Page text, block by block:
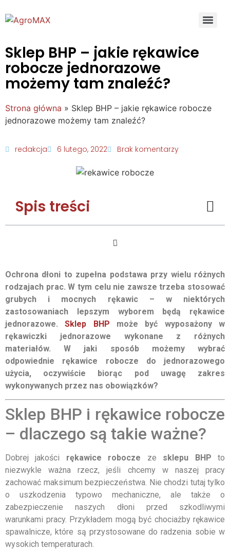
Sklep BHP – jakie rękawice
robocze jednorazowe
możemy tam znaleźć?
Strona główna » Sklep BHP – jakie rękawice robocze
jednorazowe możemy tam znaleźć?
redakcja 6 lutego, 2022 Brak komentarzy
Spis treści
Ochrona dłoni to zupełna podstawa przy wielu różnych
rodzajach prac. W tym celu nie zawsze trzeba stosować
grubych i mocnych rękawic – w niektórych
zastosowaniach lepszym wyborem będą rękawice
jednorazowe.Sklep BHP może być wyposażony w
rękawiczki jednorazowe wykonane z różnych
materiałów. W jaki sposób możemy wybrać
odpowiednie rękawice robocze do jednorazowego
użycia, oczywiście biorąc pod uwagę zakres
wykonywanych przez nas obowiązków?
Sklep BHP i rękawice robocze
– dlaczego są takie ważne?
Dobrej jakości rękawice robocze ze sklepu BHP to
niezwykle ważna rzecz, jeśli chcemy w naszej pracy
zachować maksimum bezpieczeństwa. Nie chodzi tutaj tylko
o uszkodzenia typowo mechaniczne, ale także o
zabezpieczenie naszych dłoni przed szkodliwymi
warunkami pracy. Przykładem mogą być chociażby rękawice
spawalnicze, które są przystosowane do radzenia sobie w
wysokich temperaturach.